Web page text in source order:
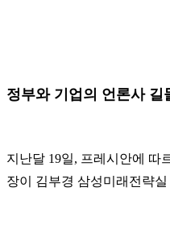
정부와 기업의 언론사 길
지난달 19일, 프레시안에 따
장이 김부경 삼성미래전략실